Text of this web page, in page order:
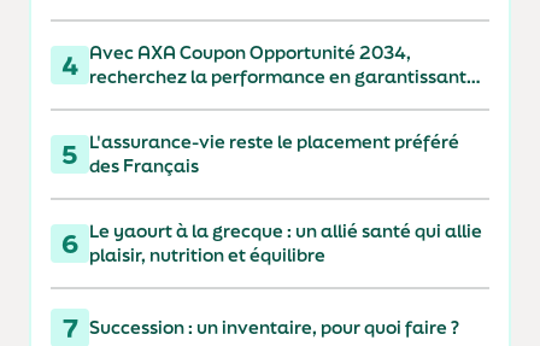
4 Avec AXA Coupon Opportunité 2034,
recherchez la performance en garantissant
5 L'assurance-vie reste le placement préféré
des Français
6 Le yaourt à la grecque : un allié santé qui allie
plaisir, nutrition et équilibre
7 Succession : un inventaire, pour quoi faire ?